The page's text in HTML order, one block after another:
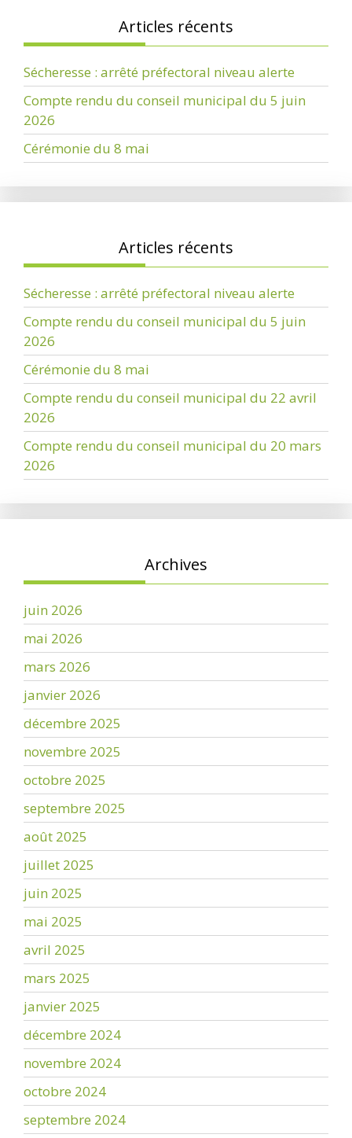
Articles récents
Sécheresse : arrêté préfectoral niveau alerte
Compte rendu du conseil municipal du 5 juin
2026
Cérémonie du 8 mai
Articles récents
Sécheresse : arrêté préfectoral niveau alerte
Compte rendu du conseil municipal du 5 juin
2026
Cérémonie du 8 mai
Compte rendu du conseil municipal du 22 avril
2026
Compte rendu du conseil municipal du 20 mars
2026
Archives
juin 2026
mai 2026
mars 2026
janvier 2026
décembre 2025
novembre 2025
octobre 2025
septembre 2025
août 2025
juillet 2025
juin 2025
mai 2025
avril 2025
mars 2025
janvier 2025
décembre 2024
novembre 2024
octobre 2024
septembre 2024